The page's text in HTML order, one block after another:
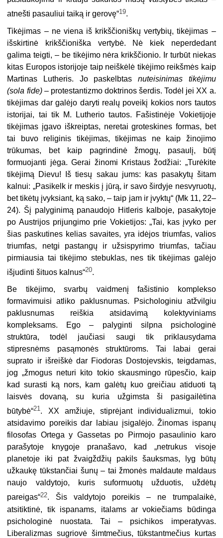
atnešti pasauliui taiką ir gerovę“19.
Tikėjimas – ne viena iš krikščioniškų vertybių, tikėjimas –
išskirtinė krikščioniška vertybė. Nė kiek neperdedant
galima teigti, – be tikėjimo nėra krikščionio. Ir turbūt niekas
kitas Europos istorijoje taip neiškėlė tikėjimo reikšmės kaip
Martinas Lutheris. Jo paskelbtas nuteisinimas tikėjimu
(sola fide)– protestantizmo doktrinos šerdis. Todėl jei XX a.
tikėjimas dar galėjo daryti realų poveikį kokios nors tautos
istorijai, tai tik M. Lutherio tautos. Fašistinėje Vokietijoje
tikėjimas įgavo iškreiptas, neretai groteskines formas, bet
tai buvo religinis tikėjimas, tikėjimas ne kaip žinojimo
trūkumas, bet kaip pagrindinė žmogų, pasaulį, būtį
formuojanti jėga. Gerai žinomi Kristaus žodžiai: „Turėkite
tikėjimą Dievu! Iš tiesų sakau jums: kas pasakytų šitam
kalnui: „Pasikelk ir meskis į jūrą, ir savo širdyje nesvyruotų,
bet tikėtų įvyksiant, ką sako, – taip jam ir įvyktų“ (Mk 11, 22–
24). Šį palyginimą panaudojo Hitleris kalboje, pasakytoje
po Austrijos prijungimo prie Vokietijos: „Tai, kas įvyko per
šias paskutines kelias savaites, yra idėjos triumfas, valios
triumfas, netgi pastangų ir užsispyrimo triumfas, tačiau
pirmiausia tai tikėjimo stebuklas, nes tik tikėjimas galėjo
išjudinti šituos kalnus“20.
Be tikėjimo, svarbų vaidmenį fašistinio komplekso
formavimuisi atliko paklusnumas. Psichologiniu atžvilgiu
paklusnumas reiškia atsidavimą kolektyviniams
kompleksams. Ego – palyginti silpna psichologinė
struktūra, todėl jaučiasi saugi tik priklausydama
stipresnėms pasąmonės struktūroms. Tai labai gerai
suprato ir išreiškė dar Fiodoras Dostojevskis, teigdamas,
jog „žmogus neturi kito tokio skausmingo rūpesčio, kaip
kad surasti ką nors, kam galėtų kuo greičiau atiduoti tą
laisvės dovaną, su kuria užgimsta ši pasigailėtina
būtybė“21. XX amžiuje, stiprėjant individualizmui, tokio
atsidavimo poreikis dar labiau įsigalėjo. Žinomas ispanų
filosofas Ortega y Gassetas po Pirmojo pasaulinio karo
parašytoje knygoje pranašavo, kad „netrukus visoje
planetoje iki pat žvaigždžių pakils šauksmas, lyg būtų
užkaukę tūkstančiai šunų – tai žmonės maldaute maldaus
naujo valdytojo, kuris suformuotų užduotis, uždėtų
pareigas“22. Šis valdytojo poreikis – ne trumpalaikė,
atsitiktinė, tik ispanams, italams ar vokiečiams būdinga
psichologinė nuostata. Tai – psichikos imperatyvas.
Liberalizmas sugriovė šimtmečius, tūkstantmečius kurtas